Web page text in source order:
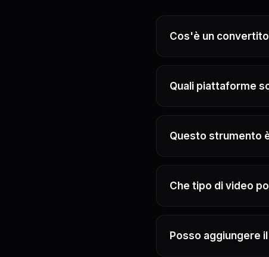
Cos'è un
Quali piattaforme
Questo strumento
Che tipo di video
Posso aggiungere